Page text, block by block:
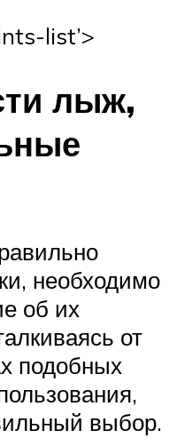
list’>
лыж,
необходимо
об их
от
подобных
выбор.